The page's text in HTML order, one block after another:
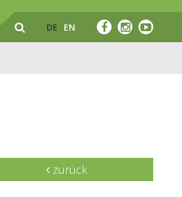
DE EN
zurück